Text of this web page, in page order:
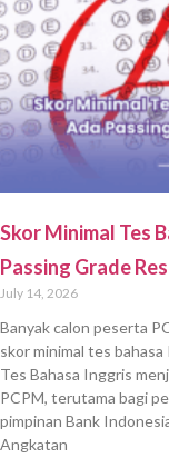
Skor Minimal Tes
Passing Grade
July 14, 2026
Banyak calon peserta
skor minimal tes
Tes Bahasa Inggris
PCPM, terutama bagi
pimpinan Bank
Angkatan